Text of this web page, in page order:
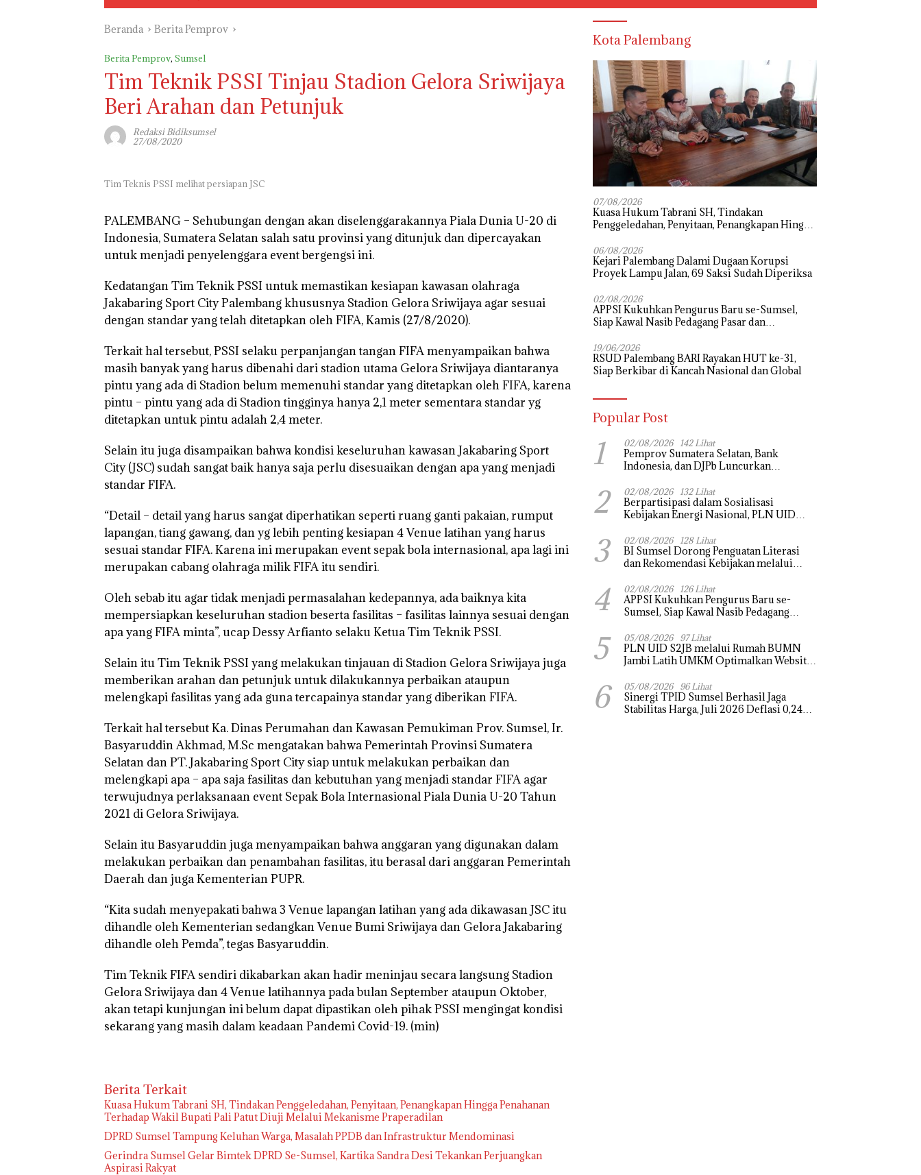
Beranda Berita Pemprov
Berita Pemprov, Sumsel
Tim Teknik PSSI Tinjau Stadion Gelora Sriwijaya
Beri Arahan dan Petunjuk
Redaksi Bidiksumsel
27/08/2020
Tim Teknis PSSI melihat persiapan JSC
PALEMBANG – Sehubungan dengan akan diselenggarakannya Piala Dunia U-20 di
Indonesia, Sumatera Selatan salah satu provinsi yang ditunjuk dan dipercayakan
untuk menjadi penyelenggara event bergengsi ini.
Kedatangan Tim Teknik PSSI untuk memastikan kesiapan kawasan olahraga
Jakabaring Sport City Palembang khususnya Stadion Gelora Sriwijaya agar sesuai
dengan standar yang telah ditetapkan oleh FIFA, Kamis (27/8/2020).
Terkait hal tersebut, PSSI selaku perpanjangan tangan FIFA menyampaikan bahwa
masih banyak yang harus dibenahi dari stadion utama Gelora Sriwijaya diantaranya
pintu yang ada di Stadion belum memenuhi standar yang ditetapkan oleh FIFA, karena
pintu – pintu yang ada di Stadion tingginya hanya 2,1 meter sementara standar yg
ditetapkan untuk pintu adalah 2,4 meter.
Selain itu juga disampaikan bahwa kondisi keseluruhan kawasan Jakabaring Sport
City (JSC) sudah sangat baik hanya saja perlu disesuaikan dengan apa yang menjadi
standar FIFA.
“Detail – detail yang harus sangat diperhatikan seperti ruang ganti pakaian, rumput
lapangan, tiang gawang, dan yg lebih penting kesiapan 4 Venue latihan yang harus
sesuai standar FIFA. Karena ini merupakan event sepak bola internasional, apa lagi ini
merupakan cabang olahraga milik FIFA itu sendiri.
Oleh sebab itu agar tidak menjadi permasalahan kedepannya, ada baiknya kita
mempersiapkan keseluruhan stadion beserta fasilitas – fasilitas lainnya sesuai dengan
apa yang FIFA minta”, ucap Dessy Arfianto selaku Ketua Tim Teknik PSSI.
Selain itu Tim Teknik PSSI yang melakukan tinjauan di Stadion Gelora Sriwijaya juga
memberikan arahan dan petunjuk untuk dilakukannya perbaikan ataupun
melengkapi fasilitas yang ada guna tercapainya standar yang diberikan FIFA.
Terkait hal tersebut Ka. Dinas Perumahan dan Kawasan Pemukiman Prov. Sumsel, Ir.
Basyaruddin Akhmad, M.Sc mengatakan bahwa Pemerintah Provinsi Sumatera
Selatan dan PT. Jakabaring Sport City siap untuk melakukan perbaikan dan
melengkapi apa – apa saja fasilitas dan kebutuhan yang menjadi standar FIFA agar
terwujudnya perlaksanaan event Sepak Bola Internasional Piala Dunia U-20 Tahun
2021 di Gelora Sriwijaya.
Selain itu Basyaruddin juga menyampaikan bahwa anggaran yang digunakan dalam
melakukan perbaikan dan penambahan fasilitas, itu berasal dari anggaran Pemerintah
Daerah dan juga Kementerian PUPR.
“Kita sudah menyepakati bahwa 3 Venue lapangan latihan yang ada dikawasan JSC itu
dihandle oleh Kementerian sedangkan Venue Bumi Sriwijaya dan Gelora Jakabaring
dihandle oleh Pemda”, tegas Basyaruddin.
Tim Teknik FIFA sendiri dikabarkan akan hadir meninjau secara langsung Stadion
Gelora Sriwijaya dan 4 Venue latihannya pada bulan September ataupun Oktober,
akan tetapi kunjungan ini belum dapat dipastikan oleh pihak PSSI mengingat kondisi
sekarang yang masih dalam keadaan Pandemi Covid-19. (min)
Berita Terkait
‎Kuasa Hukum Tabrani SH, Tindakan Penggeledahan, Penyitaan, Penangkapan Hingga Penahanan
Terhadap Wakil Bupati Pali Patut Diuji Melalui Mekanisme Praperadilan
DPRD Sumsel Tampung Keluhan Warga, Masalah PPDB dan Infrastruktur Mendominasi
Gerindra Sumsel Gelar Bimtek DPRD Se-Sumsel, Kartika Sandra Desi Tekankan Perjuangkan
Aspirasi Rakyat
Kota Palembang
07/08/2026
‎Kuasa Hukum Tabrani SH, Tindakan
Penggeledahan, Penyitaan, Penangkapan Hingga
Diuji Melalui Mekanisme Praperadilan
06/08/2026
Kejari Palembang Dalami Dugaan Korupsi
Proyek Lampu Jalan, 69 Saksi Sudah Diperiksa
02/08/2026
APPSI Kukuhkan Pengurus Baru se-Sumsel,
Siap Kawal Nasib Pedagang Pasar dan
19/06/2026
RSUD Palembang BARI Rayakan HUT ke-31,
Siap Berkibar di Kancah Nasional dan Global
Popular Post
1 02/08/2026 142 Lihat
Pemprov Sumatera Selatan, Bank
Indonesia, dan DJPb Luncurkan
untuk Perkuat Ketahanan Pangan dan
Pengendalian Inflasi
2 02/08/2026 132 Lihat
Berpartisipasi dalam Sosialisasi
Kebijakan Energi Nasional, PLN UID
Listrik
3 02/08/2026 128 Lihat
BI Sumsel Dorong Penguatan Literasi
dan Rekomendasi Kebijakan melalui
Essay 3rd Sriwijaya Economic Forum
2026
4 02/08/2026 126 Lihat
APPSI Kukuhkan Pengurus Baru se-
Sumsel, Siap Kawal Nasib Pedagang
Tradisional
5 05/08/2026 97 Lihat
PLN UID S2JB melalui Rumah BUMN
Jambi Latih UMKM Optimalkan Website
6 05/08/2026 96 Lihat
Sinergi TPID Sumsel Berhasil Jaga
Stabilitas Harga, Juli 2026 Deflasi 0,24